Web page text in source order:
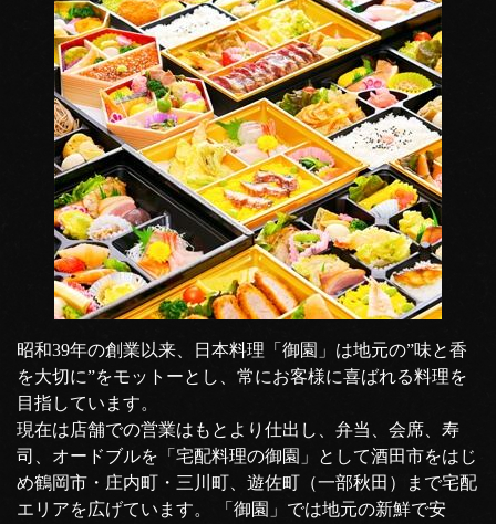
昭和39年の創業以来、日本料理「御園」は地元の”味と香
を大切に”をモットーとし、常にお客様に喜ばれる料理を
目指しています。
現在は店舗での営業はもとより仕出し、弁当、会席、寿
司、オードブルを「宅配料理の御園」として酒田市をはじ
め鶴岡市・庄内町・三川町、遊佐町（一部秋田）まで宅配
エリアを広げています。 「御園」では地元の新鮮で安